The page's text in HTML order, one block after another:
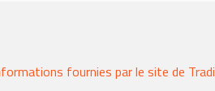
fournies par le site de